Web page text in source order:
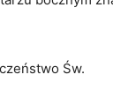
Św.